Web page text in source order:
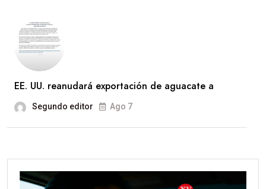
EE. UU. reanudará exportación de aguacate a
Segundo editor Ago 7